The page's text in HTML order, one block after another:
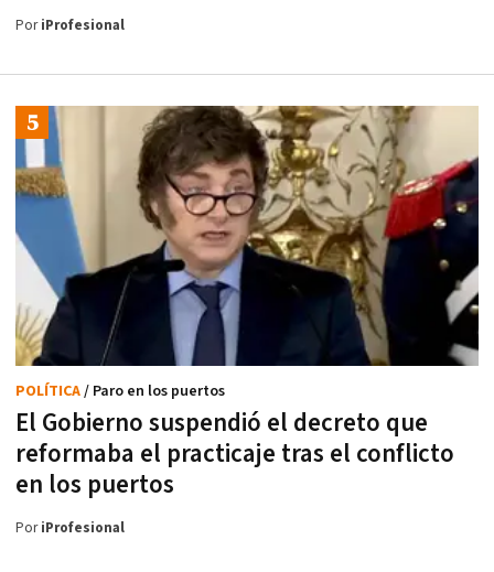
PoriProfesional
El Gobierno suspendió el decreto que
reformaba el practicaje tras el conflicto
en los puertos
POLÍTICA/ Paro en los puertos
PoriProfesional